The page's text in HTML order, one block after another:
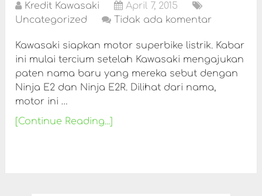
Kredit Kawasaki
April 7, 2015
Uncategorized
Tidak ada komentar
Kawasaki siapkan motor superbike listrik. Kabar
ini mulai tercium setelah Kawasaki mengajukan
paten nama baru yang mereka sebut dengan
Ninja E2 dan Ninja E2R. Dilihat dari nama,
motor ini …
[Continue Reading...]